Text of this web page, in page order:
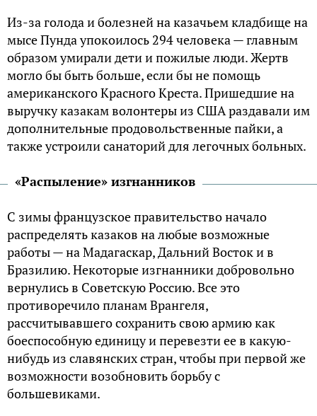
Из-за голода и болезней на казачьем кладбище на
мысе Пунда упокоилось 294 человека — главным
образом умирали дети и пожилые люди. Жертв
могло бы быть больше, если бы не помощь
американского Красного Креста. Пришедшие на
выручку казакам волонтеры из США раздавали им
дополнительные продовольственные пайки, а
также устроили санаторий для легочных больных.
«Распыление» изгнанников
С зимы французское правительство начало
распределять казаков на любые возможные
работы — на Мадагаскар, Дальний Восток и в
Бразилию. Некоторые изгнанники добровольно
вернулись в Советскую Россию. Все это
противоречило планам Врангеля,
рассчитывавшего сохранить свою армию как
боеспособную единицу и перевезти ее в какую-
нибудь из славянских стран, чтобы при первой же
возможности возобновить борьбу с
большевиками.